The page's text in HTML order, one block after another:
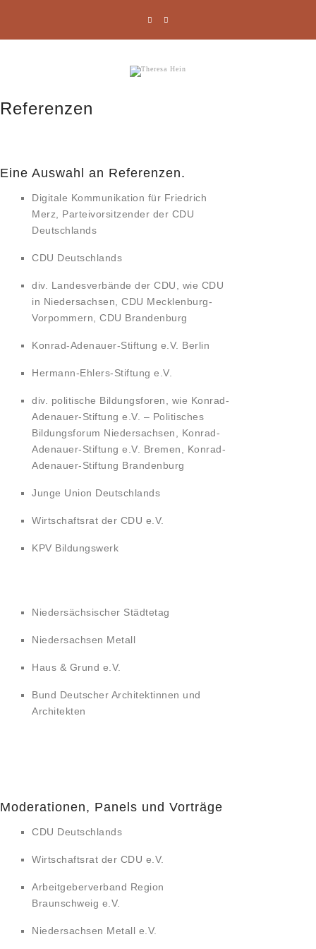
Referenzen
Eine Auswahl an Referenzen.
Digitale Kommunikation für Friedrich
Merz, Parteivorsitzender der CDU
Deutschlands
CDU Deutschlands
div. Landesverbände der CDU, wie CDU
in Niedersachsen, CDU Mecklenburg-
Vorpommern, CDU Brandenburg
Konrad-Adenauer-Stiftung e.V. Berlin
Hermann-Ehlers-Stiftung e.V.
div. politische Bildungsforen, wie Konrad-
Adenauer-Stiftung e.V. – Politisches
Bildungsforum Niedersachsen, Konrad-
Adenauer-Stiftung e.V. Bremen, Konrad-
Adenauer-Stiftung Brandenburg
Junge Union Deutschlands
Wirtschaftsrat der CDU e.V.
KPV Bildungswerk
Niedersächsischer Städtetag
Niedersachsen Metall
Haus & Grund e.V.
Bund Deutscher Architektinnen und
Architekten
Moderationen, Panels und Vorträge
CDU Deutschlands
Wirtschaftsrat der CDU e.V.
Arbeitgeberverband Region
Braunschweig e.V.
Niedersachsen Metall e.V.